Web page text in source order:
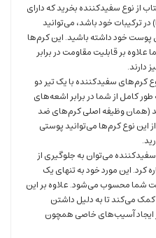
از نوع سفیدکننده بخرید که دارای
فرمولاسیون سفید‌کننده ‌(brightener) در ترکیبات خود باشد،‌ می‌‌توانید
پوست خود داشته باشید. این کرم‌ها
بر قابلیت مقاومت در برابر
دارند.
کرم‌های سفید‌کننده با یک تیر دو
کامل از شما در برابر اشعه‌های
(همان وظیفه اصلی کرم‌های ضد
این نوع کرم‌ها می‌توانید پوستی
می‌توان به جلوگیری از
این مورد خود به تنهای یک
شما محسوب می‌شود. علاوه بر این
می‌کند تا به دلیل داشتن
ایجاد آسیب‌های خاصی همچون